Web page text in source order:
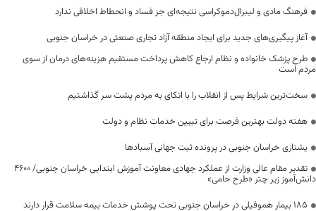
فرهنگ مادی و لیبرال‌دموکراسی نتیجه‌ای جز فساد و انحطاط اخلاقی ندارد
آغاز پیگیری‌های جدید برای ایجاد منطقه آزاد تجاری صنعتی در خراسان جنوبی
طرح پزشک خانواده و نظام ارجاع کاهش پرداخت مستقیم هزینه‌های درمان از سوی
مردم است
سخت‌ترین شرایط پس از انقلاب را با اتکای به مردم پشت سر گذاشتیم
هفته دولت بهترین فرصت برای تبیین خدمات نظام و دولت
یشتازی خراسان جنوبی در پرونده ثبت جهانی آسبادها
تقدیر مقام عالی وزارت از عملکرد جهادی معاونت آموزش ابتدایی خراسان جنوبی/ ۴۶۰۰
دانش‌آموز زیر چتر «طرح حامی»
۱۸۵ بیمار هموفیلی در خراسان جنوبی تحت پوشش خدمات بیمه سلامت قرار دارند